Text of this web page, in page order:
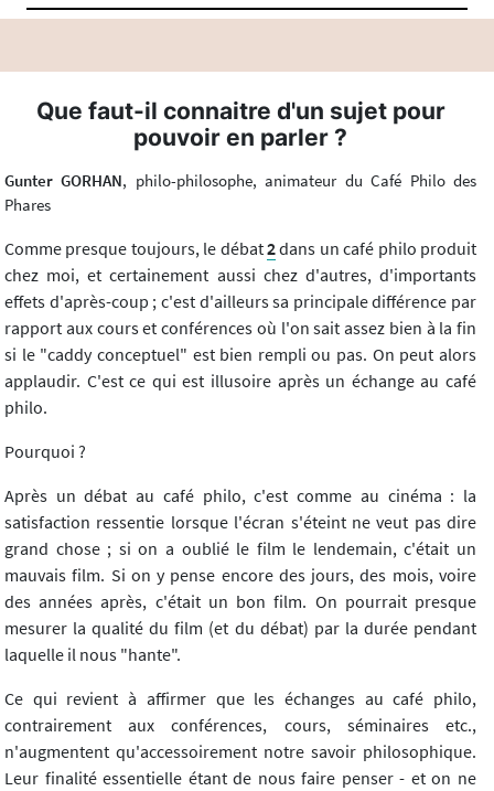
Que faut-il connaitre d'un sujet pour
pouvoir en parler ?
Gunter GORHAN, philo-philosophe, animateur du Café Philo des
Phares
Comme presque toujours, le débat2dans un café philo produit
chez moi, et certainement aussi chez d'autres, d'importants
effets d'après-coup ; c'est d'ailleurs sa principale différence par
rapport aux cours et conférences où l'on sait assez bien à la fin
si le "caddy conceptuel" est bien rempli ou pas. On peut alors
applaudir. C'est ce qui est illusoire après un échange au café
philo.
Pourquoi ?
Après un débat au café philo, c'est comme au cinéma : la
satisfaction ressentie lorsque l'écran s'éteint ne veut pas dire
grand chose ; si on a oublié le film le lendemain, c'était un
mauvais film. Si on y pense encore des jours, des mois, voire
des années après, c'était un bon film. On pourrait presque
mesurer la qualité du film (et du débat) par la durée pendant
laquelle il nous "hante".
Ce qui revient à affirmer que les échanges au café philo,
contrairement aux conférences, cours, séminaires etc.,
n'augmentent qu'accessoirement notre savoir philosophique.
Leur finalité essentielle étant de nous faire penser - et on ne